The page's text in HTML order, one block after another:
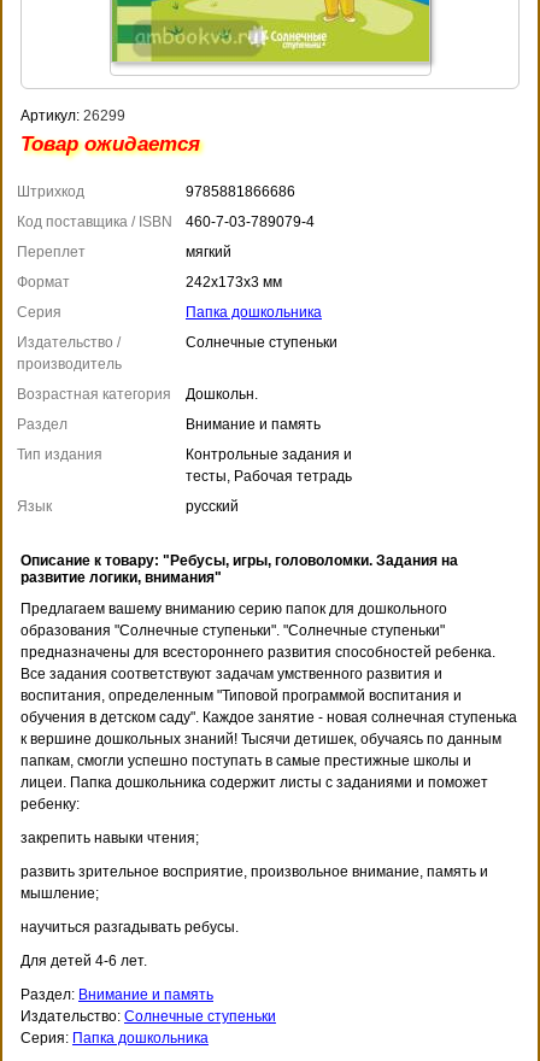
Артикул: 26299
Товар ожидается
Штрихкод
9785881866686
Код поставщика / ISBN
460-7-03-789079-4
Переплет
мягкий
Формат
242x173x3 мм
Серия
Папка дошкольника
Издательство /
производитель
Солнечные ступеньки
Возрастная категория
Дошкольн.
Раздел
Внимание и память
Тип издания
Контрольные задания и
тесты, Рабочая тетрадь
Язык
русский
Описание к товару: "Ребусы, игры, головоломки. Задания на
развитие логики, внимания"
Предлагаем вашему вниманию серию папок для дошкольного
образования "Солнечные ступеньки". "Солнечные ступеньки"
предназначены для всестороннего развития способностей ребенка.
Все задания соответствуют задачам умственного развития и
воспитания, определенным "Типовой программой воспитания и
обучения в детском саду". Каждое занятие - новая солнечная ступенька
к вершине дошкольных знаний! Тысячи детишек, обучаясь по данным
папкам, смогли успешно поступать в самые престижные школы и
лицеи. Папка дошкольника содержит листы с заданиями и поможет
ребенку:
закрепить навыки чтения;
развить зрительное восприятие, произвольное внимание, память и
мышление;
научиться разгадывать ребусы.
Для детей 4-6 лет.
Раздел: Внимание и память
Издательство: Солнечные ступеньки
Серия: Папка дошкольника